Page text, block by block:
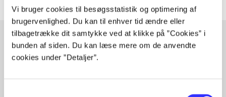
Vi bruger cookies til besøgsstatistik og optimering af
brugervenlighed. Du kan til enhver tid ændre eller
tilbagetrække dit samtykke ved at klikke på ”Cookies” i
bunden af siden. Du kan læse mere om de anvendte
cookies under ”Detaljer”.
Artikler med samme emner